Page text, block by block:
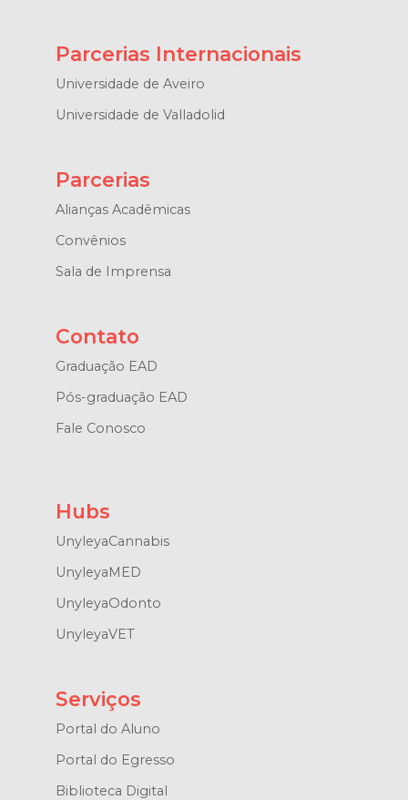
Parcerias Internacionais
Universidade de Aveiro
Universidade de Valladolid
Parcerias
Alianças Acadêmicas
Convênios
Sala de Imprensa
Contato
Graduação EAD
Pós-graduação EAD
Fale Conosco
Hubs
UnyleyaCannabis
UnyleyaMED
UnyleyaOdonto
UnyleyaVET
Serviços
Portal do Aluno
Portal do Egresso
Biblioteca Digital